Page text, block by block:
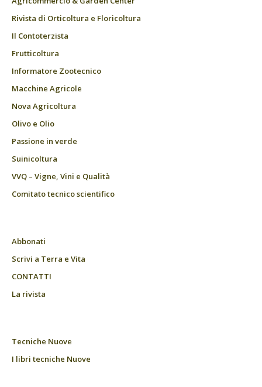
Rivista di Orticoltura e Floricoltura
Il Contoterzista
Frutticoltura
Informatore Zootecnico
Macchine Agricole
Nova Agricoltura
Olivo e Olio
Passione in verde
Suinicoltura
VVQ – Vigne, Vini e Qualità
Comitato tecnico scientifico
Abbonati
Scrivi a Terra e Vita
CONTATTI
La rivista
Tecniche Nuove
I libri tecniche Nuove